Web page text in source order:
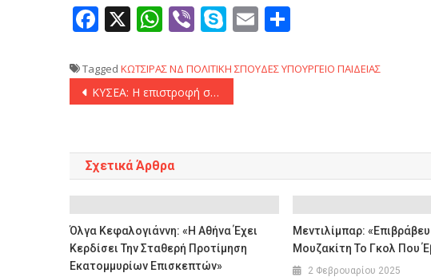
Facebook
X WhatsApp
ViberSkype
Email
Tagged ΚΩΤΣΙΡΑΣΝΔ ΠΟΛΙΤΙΚΗ ΣΠΟΥΔΕΣΥΠΟΥΡΓΕΙΟ ΠΑΙΔΕΙΑΣ
Πλοήγηση
ΚΥΣΕΑ: Η επιστροφή στη δημοκρατική ομαλότητα θα πρέπει να ανοίξει τον δρόμο για την επιστροφή των Σύρων προσφύγων στις εστίες τους
Σχετικά Άρθρα
Όλγα Κεφαλογιάννη: «Η Αθήνα Έχει
Κερδίσει Την Σταθερή Προτίμηση
Εκατομμυρίων Επισκεπτών»
Μεντιλίμπαρ:
Μουζακίτη Το Γκολ Που
2 Φεβρουαρίου 2025